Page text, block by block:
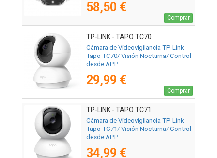
58,50 €
Comprar
TP-LINK - TAPO TC70
Cámara de Videovigilancia TP-Link
Tapo TC70/ Visión Nocturna/ Control
desde APP
29,99 €
Comprar
TP-LINK - TAPO TC71
Cámara de Videovigilancia TP-Link
Tapo TC71/ Visión Nocturna/ Control
desde APP
34,99 €